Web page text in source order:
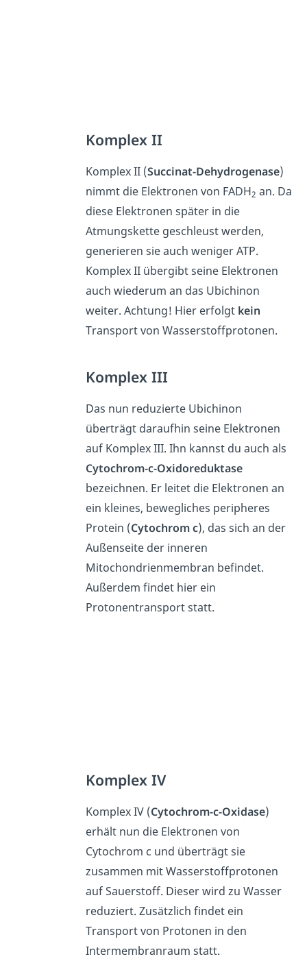
Komplex II
Komplex II (Succinat-Dehydrogenase)
nimmt die Elektronen von FADH2 an. Da
diese Elektronen später in die
Atmungskette geschleust werden,
generieren sie auch weniger ATP.
Komplex II übergibt seine Elektronen
auch wiederum an das Ubichinon
weiter. Achtung! Hier erfolgt kein
Transport von Wasserstoffprotonen.
Komplex III
Das nun reduzierte Ubichinon
überträgt daraufhin seine Elektronen
auf Komplex III. Ihn kannst du auch als
Cytochrom-c-Oxidoreduktase
bezeichnen. Er leitet die Elektronen an
ein kleines, bewegliches peripheres
Protein (Cytochrom c), das sich an der
Außenseite der inneren
Mitochondrienmembran befindet.
Außerdem findet hier ein
Protonentransport statt.
Komplex IV
Komplex IV (Cytochrom-c-Oxidase)
erhält nun die Elektronen von
Cytochrom c und überträgt sie
zusammen mit Wasserstoffprotonen
auf Sauerstoff. Dieser wird zu Wasser
reduziert. Zusätzlich findet ein
Transport von Protonen in den
Intermembranraum statt.